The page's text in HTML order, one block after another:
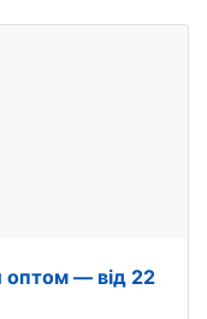
оптом — від 22